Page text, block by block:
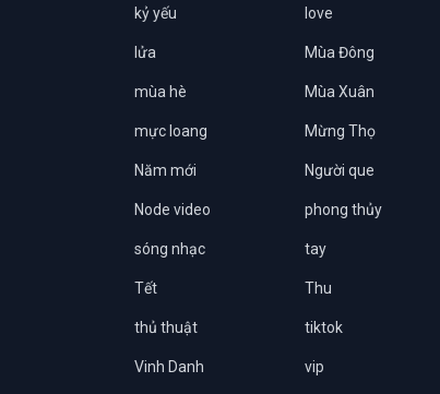
kỷ yếu love
lửa Mùa Đông
mùa hè Mùa Xuân
mực loang Mừng Thọ
Năm mới Người que
Node video phong thủy
sóng nhạc tay
Tết Thu
thủ thuật tiktok
Vinh Danh vip